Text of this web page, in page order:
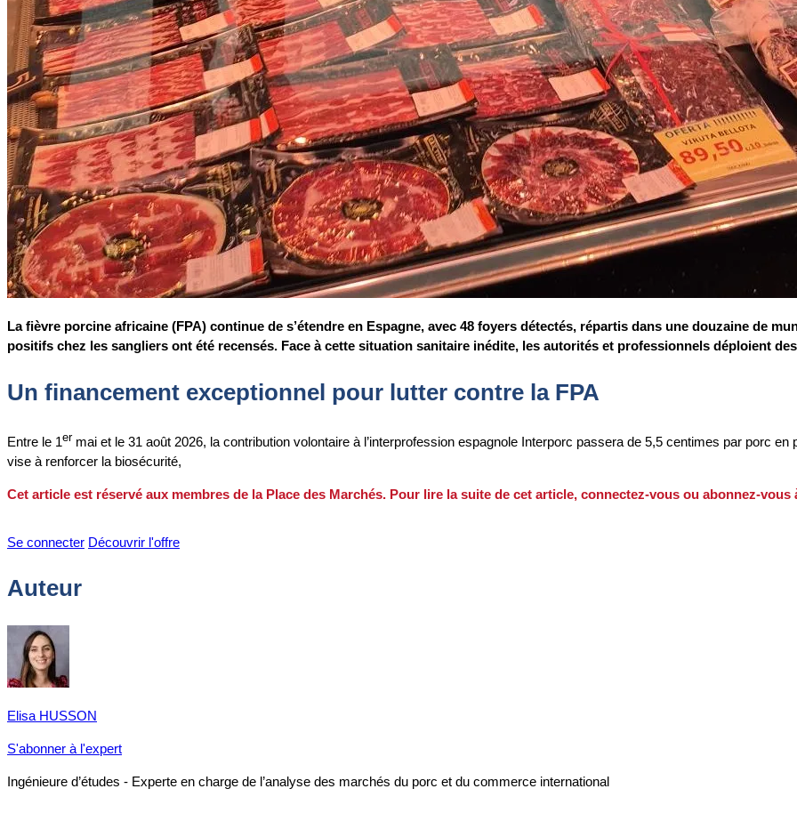
La fièvre porcine africaine (FPA) continue de s’étendre en Espagne, avec 48 foyers détectés, répartis dans une douzaine de
positifs chez les sangliers ont été recensés. Face à cette situation sanitaire inédite, les autorités et professionnels déploient
Un financement exceptionnel pour lutter contre la FPA
Entre le 1er mai et le 31 août 2026, la contribution volontaire à l’interprofession espagnole Interporc passera de 5,5 centimes par porc
vise à renforcer la biosécurité,
Cet article est réservé aux membres de la Place des Marchés. Pour lire la suite de cet article, connectez-vous ou abonnez-vous
Se connecter Découvrir l'offre
Auteur
Elisa HUSSON
S'abonner à l'expert
Ingénieure d’études - Experte en charge de l’analyse des marchés du porc et du commerce international